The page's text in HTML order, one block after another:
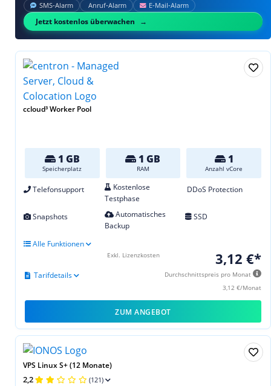
SMS‑Alarm Anruf‑Alarm E‑Mail‑Alarm
Jetzt kostenlos überwachen
ccloud³ Worker Pool
1 GB
Speicherplatz
1 GB
RAM
1
Anzahl vCore
Telefonsupport
Kostenlose
Testphase
DDoS Protection
Snapshots
Automatisches
Backup
SSD
Alle Funktionen
3,12 €*
Durchschnittspreis pro Monat
3,12 €/Monat
Tarifdetails
Exkl. Lizenzkosten
ZUM ANGEBOT
VPS Linux S+ (12 Monate)
2,2 (121)